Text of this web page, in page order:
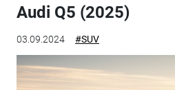
03.09.2024 #SUV
Audi Q5 (2025)